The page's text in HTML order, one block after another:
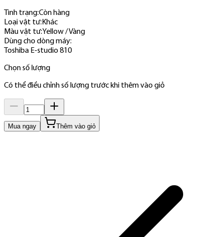
Tình trạng:Còn hàng
Loại vật tư: Khác
Màu vật tư:Yellow / Vàng
Dùng cho dòng máy:
Toshiba E-studio 810
Chọn số lượng
Có thể điều chỉnh số lượng trước khi thêm vào giỏ
Mua ngay Thêm vào giỏ